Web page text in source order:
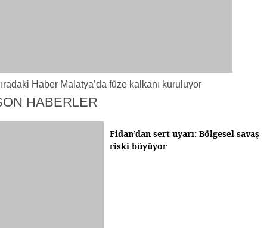
Haber Malatya’da füze kalkanı kuruluyor
HABERLER
Fidan’dan sert uyarı: Bölgesel savaş
riski büyüyor